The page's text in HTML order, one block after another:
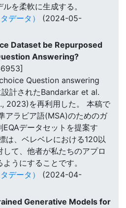
を柔軟に生成する。
データ）
(2024-05-
Dataset be Repurposed
Answering?
Question answering
計されたBandarkar et al.
2023)を再利用した。 本稿で
アラビア語(MSA)のためのガ
EQAデータセットを提案す
は、ベレベレにおける120以
て、他者が私たちのアプロ
うにすることです。
データ）
(2024-04-
Generative Models for